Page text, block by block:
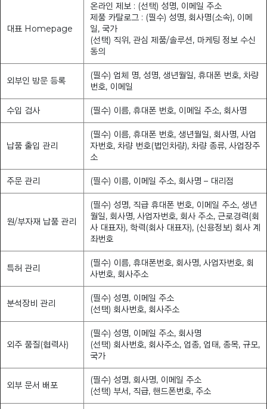
대표 Homepage
온라인 제보 : (선택) 성명, 이메일 주소
제품 카탈로그 : (필수) 성명, 회사명(소속), 이메
일, 국가
(선택) 직위, 관심 제품/솔루션, 마케팅 정보 수신
동의
외부인 방문 등록
(필수) 업체 명, 성명, 생년월일, 휴대폰 번호, 차량
번호, 이메일
수입 검사 (필수) 이름, 휴대폰 번호, 이메일 주소, 회사명
납품 출입 관리
(필수) 이름, 휴대폰 번호, 생년월일, 회사명, 사업
자번호, 차량 번호(법인차량), 차량 종류, 사업장주
소
주문 관리 (필수) 이름, 이메일 주소, 회사명 – 대리점
원/부자재 납품 관리
(필수) 성명, 직급 휴대폰 번호, 이메일 주소, 생년
월일, 회사명, 사업자번호, 회사 주소, 근로경력(회
사 대표자), 학력(회사 대표자), (신용정보) 회사 계
좌번호
특허 관리
(필수) 이름, 휴대폰번호, 회사명, 사업자번호, 회
사번호, 회사주소
분석장비 관리
(필수) 성명, 이메일 주소
(선택) 회사번호, 회사주소
외주 품질(협력사)
(필수) 성명, 이메일 주소, 회사명
(선택) 회사번호, 회사주소, 업종, 업태, 종목, 규모,
국가
외부 문서 배포
(필수) 성명, 회사명, 이메일 주소
(선택) 부서, 직급, 핸드폰번호, 주소